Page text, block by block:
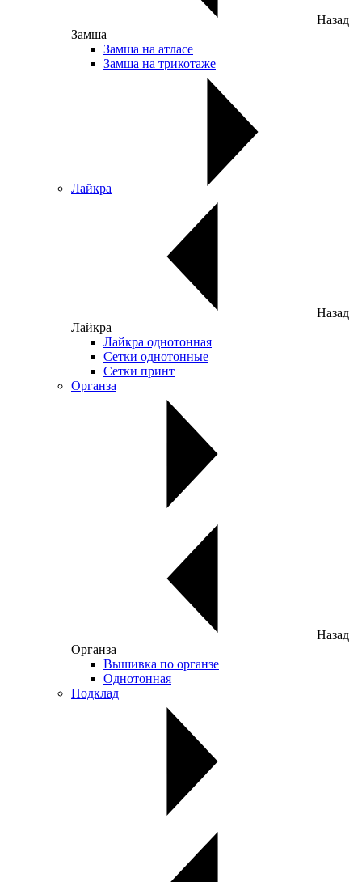
Назад
Замша
Замша на атласе
Замша на трикотаже
Лайкра
Назад
Лайкра
Лайкра однотонная
Сетки однотонные
Сетки принт
Органза
Назад
Органза
Вышивка по органзе
Однотонная
Подклад